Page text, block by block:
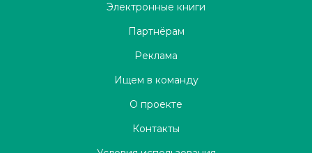
Электронные книги
Партнёрам
Реклама
Ищем в команду
О проекте
Контакты